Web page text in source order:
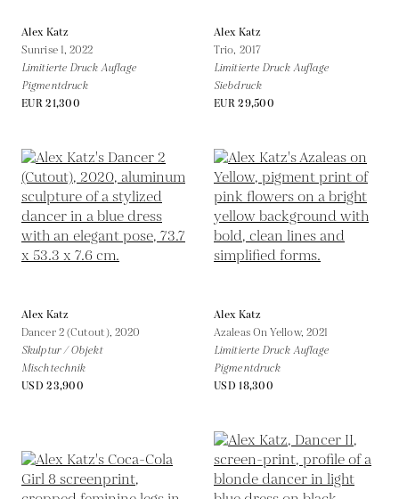
Alex Katz
Sunrise 1,2022
Limitierte Druck Auflage
Pigmentdruck
EUR 21,300
Alex Katz
Trio, 2017
Limitierte Druck Auflage
Siebdruck
EUR 29,500
Alex Katz
Dancer 2 (Cutout), 2020
Skulptur / Objekt
Mischtechnik
USD 23,900
Alex Katz
Azaleas On Yellow, 2021
Limitierte Druck Auflage
Pigmentdruck
USD 18,300